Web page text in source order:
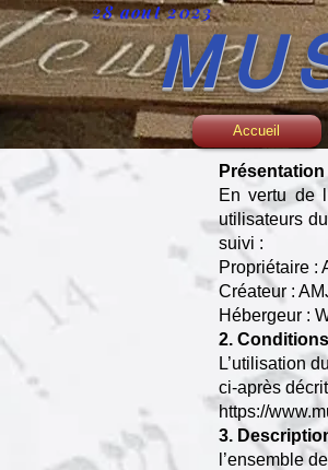
Accueil
28 aout 2023
En vertu de
utilisateurs
suivi :
Propriétaire :
Créateur :
Hébergeur :
2.
L’utilisation
ci-après
https://
3.
l’ensemble